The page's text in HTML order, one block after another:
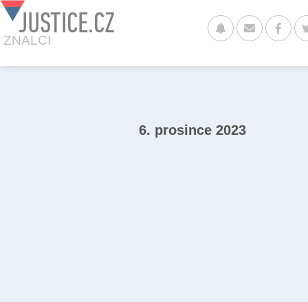
JUSTICE.CZ
ZNALCI
6. prosince 2023